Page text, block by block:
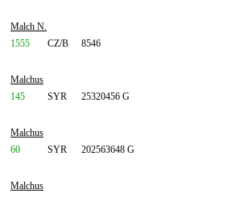
Malch N.
1555
CZ/B 8546
Malchus
145
SYR 25320456 G
Malchus
60
SYR 202563648 G
Malchus